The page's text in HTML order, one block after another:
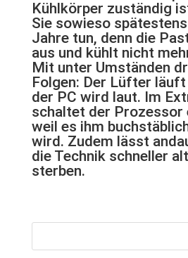
Kühlkörper zuständig
Sie sowieso
Jahre tun, denn die
aus und kühlt nicht
Mit unter Umständen
Folgen: Der Lüfter läuft
der PC wird laut. Im
schaltet der Prozessor
weil es ihm
wird. Zudem lässt
die Technik schneller
sterben.